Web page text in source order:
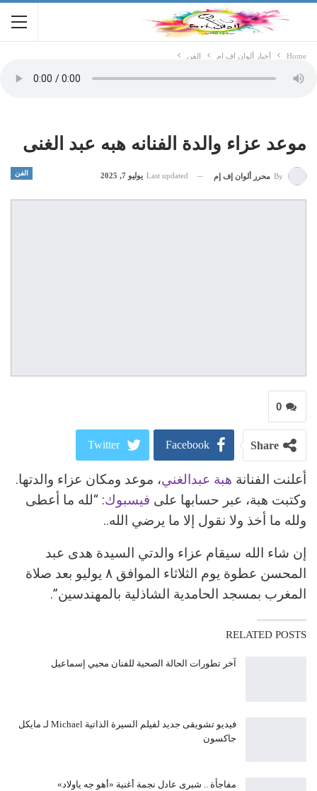
Home أخبار ألوان اف ام الفن
موعد عزاء والدة الفنانه هبه عبد الغنى
الفن By محرر ألوان إف إم Last updated يوليو 7, 2025
0
Share
Facebook
Twitter
Google+
ReddIt
WhatsApp
Pinterest
البريد الالكتروني
أعلنت الفنانة هبة عبدالغني، موعد ومكان عزاء والدتها.
وكتبت هبة، عبر حسابها على فيسبوك: “لله ما أعطى
ولله ما أخذ ولا نقول إلا ما يرضي الله..
إن شاء الله سيقام عزاء والدتي السيدة هدى عبد
المحسن عطوة يوم الثلاثاء الموافق ٨ يوليو بعد صلاة
المغرب بمسجد الحامدية الشاذلية بالمهندسين”.
RELATED POSTS
آخر تطورات الحالة الصحية للفنان محيي إسماعيل
فيديو تشويقى جديد لفيلم السيرة الذاتية Michael لـ مايكل
جاكسون
مفاجأة .. شيرى عادل نجمة أغنية «أهو جه ياولاد»